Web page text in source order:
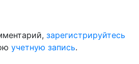
зарегистрируйтесь
учетную запись.